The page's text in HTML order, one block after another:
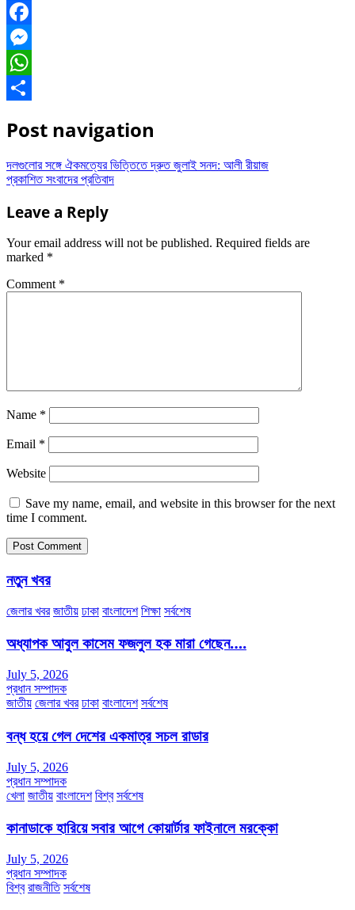
Facebook
Messenger
WhatsApp
Post navigation
দলগুলোর সঙ্গে ঐকমত্যের ভিত্তিতে দ্রুত জুলাই সনদ: আলী রীয়াজ
প্রকাশিত সংবাদের প্রতিবাদ
Leave a Reply
Your email address will not be published. Required fields are
marked *
Comment *
Name *
Email *
Website
Save my name, email, and website in this browser for the next
time I comment.
নতুন খবর
জেলার খবর জাতীয় ঢাকা বাংলাদেশ শিক্ষা সর্বশেষ
অধ্যাপক আবুল কাসেম ফজলুল হক মারা গেছেন….
July 5, 2026
প্রধান সম্পাদক
জাতীয় জেলার খবর ঢাকা বাংলাদেশ সর্বশেষ
বন্ধ হয়ে গেল দেশের একমাত্র সচল রাডার
July 5, 2026
প্রধান সম্পাদক
খেলা জাতীয় বাংলাদেশ বিশ্ব সর্বশেষ
কানাডাকে হারিয়ে সবার আগে কোয়ার্টার ফাইনালে মরক্কো
July 5, 2026
প্রধান সম্পাদক
বিশ্ব রাজনীতি সর্বশেষ